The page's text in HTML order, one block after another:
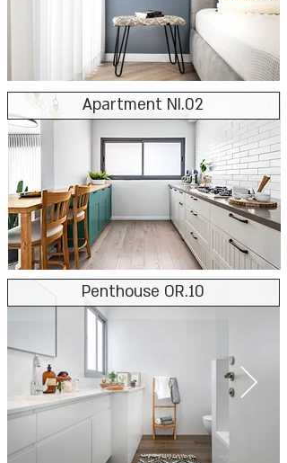
Apartment NI.02
Penthouse OR.10